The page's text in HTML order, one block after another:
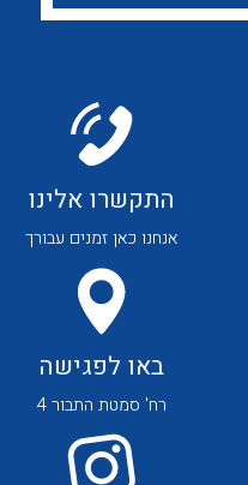
לכל מוצרי היצרן
לכל מוצרי היצרן
לכל מוצרי היצרן
התקשרו אלינו
אנחנו כאן זמנים עבורך
באו לפגישה
רח' סמטת התבור 4